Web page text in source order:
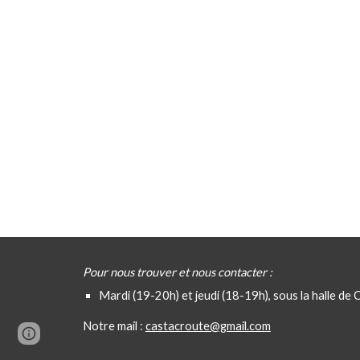
Pournous trouver et nous contacter :
Mardi (19-20h) et jeudi (18-19h), sous la halle de
Notre mail : castacroute@gmail.com
Google Sites Report abuse